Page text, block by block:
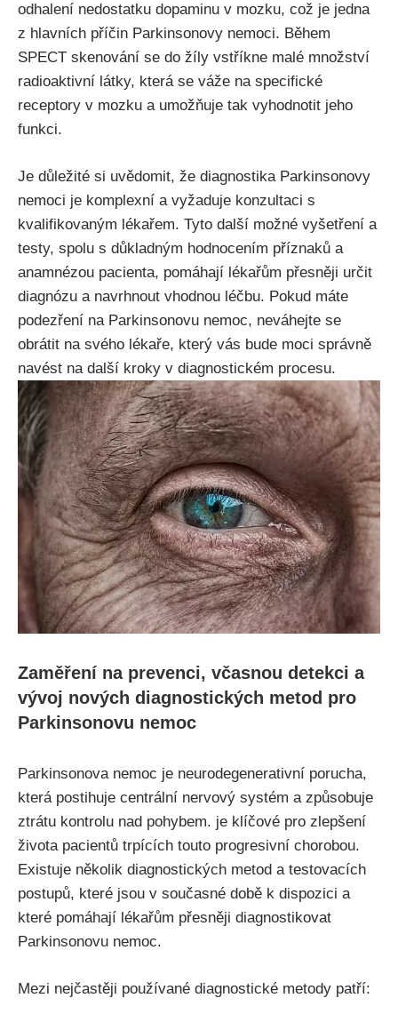
odhalení nedostatku dopaminu v mozku, což je jedna
z hlavních příčin Parkinsonovy nemoci. Během
SPECT skenování se do žíly vstříkne malé množství
radioaktivní látky, která se váže na specifické
receptory v mozku a umožňuje tak vyhodnotit jeho
funkci.
Je důležité si uvědomit, že diagnostika Parkinsonovy
nemoci je komplexní a vyžaduje konzultaci s
kvalifikovaným lékařem. Tyto další možné vyšetření a
testy, spolu s důkladným hodnocením příznaků a
anamnézou pacienta, pomáhají lékařům přesněji určit
diagnózu a navrhnout vhodnou léčbu. Pokud máte
podezření na Parkinsonovu nemoc, neváhejte se
obrátit na svého lékaře, který vás bude moci správně
navést na další kroky v diagnostickém procesu.
Zaměření na prevenci, včasnou detekci a
vývoj nových diagnostických metod pro
Parkinsonovu nemoc
Parkinsonova nemoc je neurodegenerativní porucha,
která postihuje centrální nervový systém a způsobuje
ztrátu kontrolu nad pohybem. je klíčové pro zlepšení
života pacientů trpících touto progresivní chorobou.
Existuje několik diagnostických metod a testovacích
postupů, které jsou v současné době k dispozici a
které pomáhají lékařům přesněji diagnostikovat
Parkinsonovu nemoc.
Mezi nejčastěji používané diagnostické metody patří: